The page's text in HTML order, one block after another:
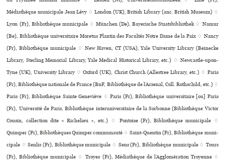
Médiathèque muni­ci­pale Jean Lévy ♢ London (UK), British Library (anc. British Museum) ♢
Lyon (Fr), Bibliothèque muni­ci­pale ♢ München (De), Bayerische Staatsbibliothek ♢ Namur
(Be), Bibliothèque uni­ver­si­taire Moretus Plantin des Facultés Notre Dame de la Paix ♢ Nancy
(Fr), Bibliothèque muni­ci­pale ♢ New Haven, CT (USA), Yale University Library (Beinecke
Library, Sterling Memorial Library, Yale Medical Historical Library, etc.) ♢ Newcastle-upon-
Tyne (UK), University Library ♢ Oxford (UK), Christ Church (Allestree Library, etc.) ♢ Paris
(Fr), Bibliothèque nationale de France (BnF, Bibliothèque de l’Arsenal, Coll. Rothschild, etc.) ♢
Paris (Fr), Bibliothèque Sainte Geneviève ♢ Paris (Fr), Bibliothèque uni­ver­si­taire [ou] Paris
(Fr), Université de Paris, Bibliothèque inte­ru­ni­ver­si­taire de la Sorbonne (Bibliothèque Victor
Cousin, collection dite « Richelieu », etc.) ♢ Pontoise (Fr), Bibliothèque muni­ci­pale ♢
Quimper (Fr), Bibliothèques Quimper communauté ♢ Saint-Quentin (Fr), Bibliothèque muni­
ci­pale ♢ Senlis (Fr), Bibliothèque muni­ci­pale ♢ Sens (Fr), Bibliothèque muni­ci­pale ♢ Tours
(Fr), Bibliothèque muni­ci­pale ♢ Troyes (Fr), Médiathèque de l’Agglomération Troyenne ♢